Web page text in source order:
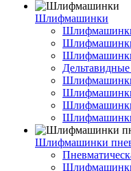
Шлифмашинки
Шлифмашинки